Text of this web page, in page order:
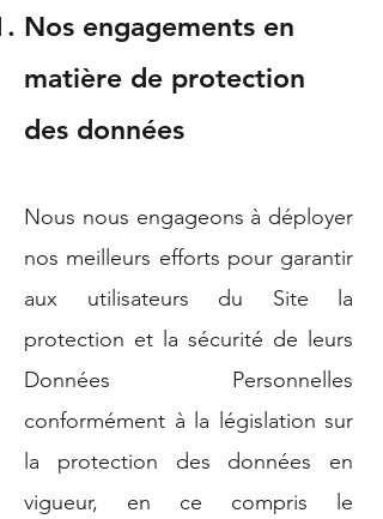
Nos engagements en
matière de protection
des données
Nous nous engageons à déployer
nos meilleurs efforts pour garantir
aux utilisateurs du Site la
protection et la sécurité de leurs
Données Personnelles
conformément à la législation sur
la protection des données en
vigueur, en ce compris le